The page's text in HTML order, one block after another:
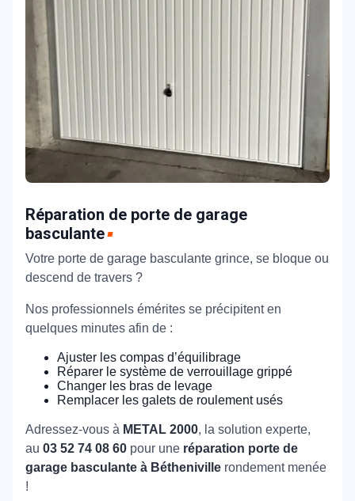
Réparation de porte de garage
basculante
Votre porte de garage basculante grince, se bloque ou
descend de travers ?
Nos professionnels émérites se précipitent en
quelques minutes afin de :
Ajuster les compas d’équilibrage
Réparer le système de verrouillage grippé
Changer les bras de levage
Remplacer les galets de roulement usés
Adressez-vous à METAL 2000, la solution experte,
au 03 52 74 08 60 pour une réparation porte de
garage basculante à Bétheniville rondement menée
!